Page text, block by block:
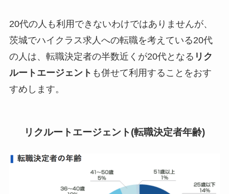
20代の人も利用できないわけではありませんが、
茨城でハイクラス求人への転職を考えている20代
の人は、転職決定者の半数近くが20代となる リク
ルートエージェント も併せて利用することをおす
すめします。
リクルートエージェント(転職決定者年齢)